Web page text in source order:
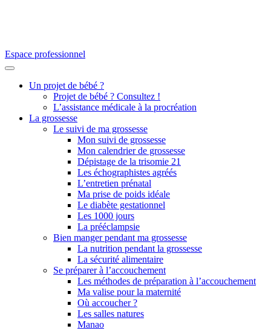
Espace professionnel
Un projet de bébé ?
Projet de bébé ? Consultez !
L’assistance médicale à la procréation
La grossesse
Le suivi de ma grossesse
Mon suivi de grossesse
Mon calendrier de grossesse
Dépistage de la trisomie 21
Les échographistes agréés
L’entretien prénatal
Ma prise de poids idéale
Le diabète gestationnel
Les 1000 jours
La prééclampsie
Bien manger pendant ma grossesse
La nutrition pendant la grossesse
La sécurité alimentaire
Se préparer à l’accouchement
Les méthodes de préparation à l’accouchement
Ma valise pour la maternité
Où accoucher ?
Les salles natures
Manao